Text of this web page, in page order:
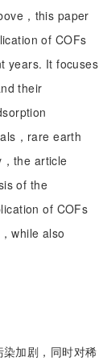
，this paper
of COFs
years. It focuses
their
，rare earth
the article
of the
of COFs
while also
加剧，同时对稀